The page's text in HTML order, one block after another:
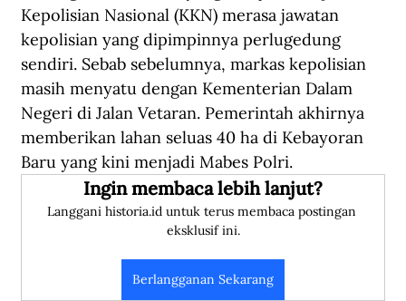
Kepolisian Nasional (KKN) merasa jawatan
kepolisian yang dipimpinnya perlugedung
sendiri. Sebab sebelumnya, markas kepolisian
masih menyatu dengan Kementerian Dalam
Negeri di Jalan Vetaran. Pemerintah akhirnya
memberikan lahan seluas 40 ha di Kebayoran
Baru yang kini menjadi Mabes Polri.
Ingin membaca lebih lanjut?
Langgani historia.id untuk terus membaca postingan
eksklusif ini.
Berlangganan Sekarang